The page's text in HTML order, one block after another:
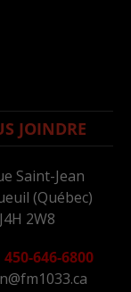
JOINDRE
Saint-Jean
(Québec)
J4H 2W8
450-646-6800